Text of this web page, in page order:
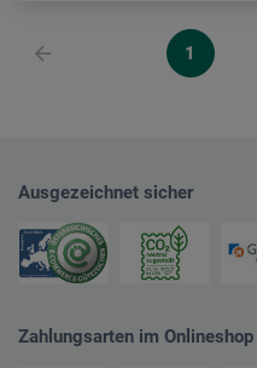
1
Ausgezeichnet sicher
Zahlungsarten im Onlineshop